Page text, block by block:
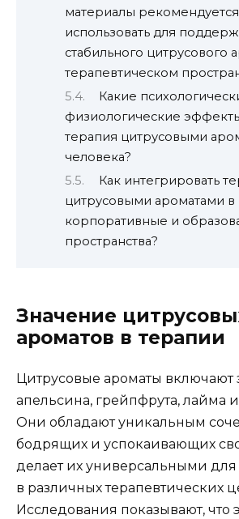
материалы рекомендуется
использовать для
стабильного цитрусового
терапевтическом
Какие
физиологические
терапия цитрусовыми
человека?
Как интегрировать
цитрусовыми ароматами в
корпоративные и
пространства?
Значение
ароматов в терапии
Цитрусовые ароматы включают
апельсина, грейпфрута, лайма
Они обладают уникальным
бодрящих и успокаивающих
делает их универсальными
в различных терапевтических
Исследования показывают, что